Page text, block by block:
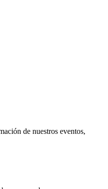
de nuestros eventos,